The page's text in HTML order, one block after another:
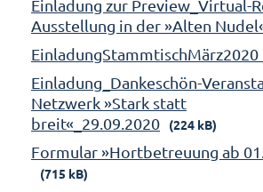
Einladung zur Preview_Virtual-
Ausstellung in der »Alten
EinladungStammtischMärz2020
Einladung_Dankeschön-
Netzwerk »Stark statt
breit«_29.09.2020
(224 kB)
Formular »Hortbetreuung ab
(715 kB)